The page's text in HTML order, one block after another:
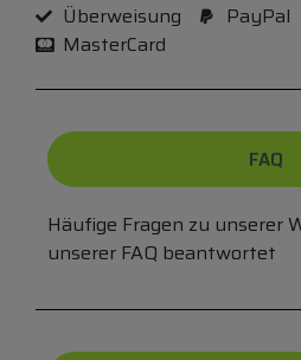
Überweisung
PayPal
MasterCard
FAQ
Häufige Fragen zu unserer
unserer FAQ beantwortet